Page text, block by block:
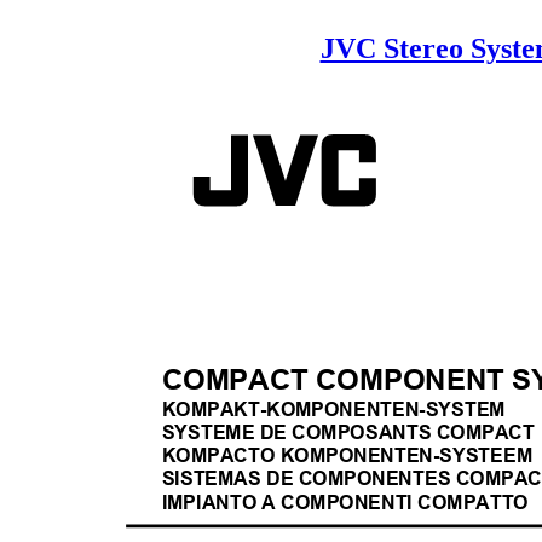
JVC Stereo
COMPACT COMPONENT
KOMPAKT-KOMPONENTEN-SYSTEM
SYSTEME DE COMPOSANTS
KOMPACTO KOMPONENTEN-SYSTEEM
SISTEMAS DE COMPONENTES
IMPIANTO A COMPONENTI COMPATTO